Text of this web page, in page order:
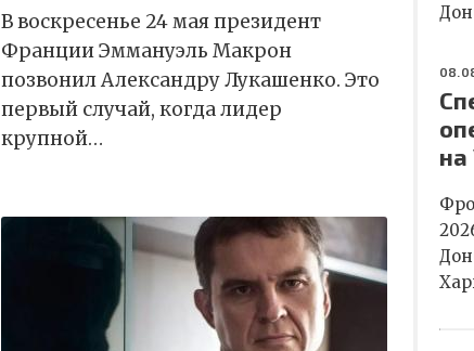
В воскресенье 24 мая президент
Франции Эммануэль Макрон
позвонил Александру Лукашенко. Это
первый случай, когда лидер
крупной…
на